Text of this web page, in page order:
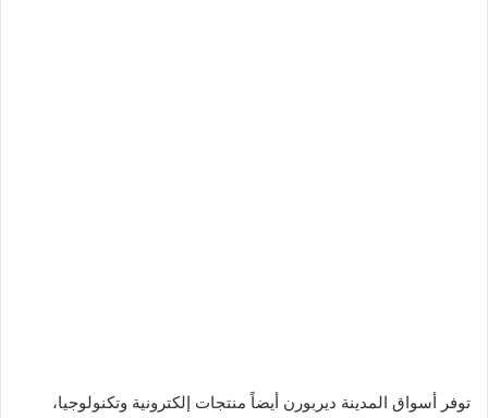
توفر أسواق المدينة ديربورن أيضاً منتجات إلكترونية وتكنولوجيا،